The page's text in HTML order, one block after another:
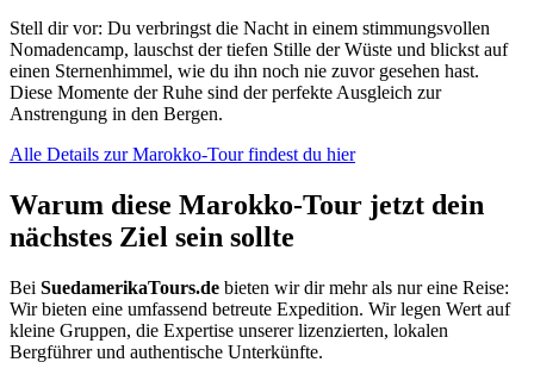
Stell dir vor: Du verbringst die Nacht in einem stimmungsvollen
Nomadencamp, lauschst der tiefen Stille der Wüste und blickst auf
einen Sternenhimmel, wie du ihn noch nie zuvor gesehen hast.
Diese Momente der Ruhe sind der perfekte Ausgleich zur
Anstrengung in den Bergen.
Alle Details zur Marokko-Tour findest du hier
Warum diese Marokko-Tour jetzt dein
nächstes Ziel sein sollte
Bei SuedamerikaTours.de bieten wir dir mehr als nur eine Reise:
Wir bieten eine umfassend betreute Expedition. Wir legen Wert auf
kleine Gruppen, die Expertise unserer lizenzierten, lokalen
Bergführer und authentische Unterkünfte.